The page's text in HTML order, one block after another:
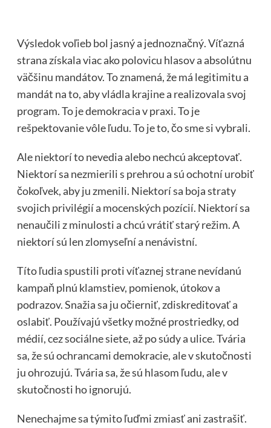
Výsledok voľieb bol jasný a jednoznačný. Víťazná
strana získala viac ako polovicu hlasov a absolútnu
väčšinu mandátov. To znamená, že má legitimitu a
mandát na to, aby vládla krajine a realizovala svoj
program. To je demokracia v praxi. To je
rešpektovanie vôle ľudu. To je to, čo sme si vybrali.
Ale niektorí to nevedia alebo nechcú akceptovať.
Niektorí sa nezmierili s prehrou a sú ochotní urobiť
čokoľvek, aby ju zmenili. Niektorí sa boja straty
svojich privilégií a mocenských pozícií. Niektorí sa
nenaučili z minulosti a chcú vrátiť starý režim. A
niektorí sú len zlomyseľní a nenávistní.
Títo ľudia spustili proti víťaznej strane nevídanú
kampaň plnú klamstiev, pomienok, útokov a
podrazov. Snažia sa ju očierniť, zdiskreditovať a
oslabiť. Používajú všetky možné prostriedky, od
médií, cez sociálne siete, až po súdy a ulice. Tvária
sa, že sú ochrancami demokracie, ale v skutočnosti
ju ohrozujú. Tvária sa, že sú hlasom ľudu, ale v
skutočnosti ho ignorujú.
Nenechajme sa týmito ľuďmi zmiasť ani zastrašiť.